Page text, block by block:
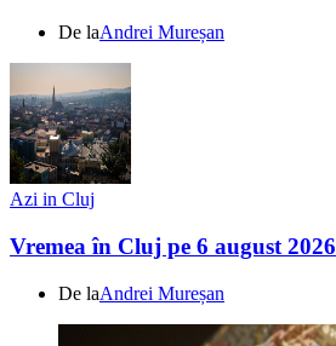
De laAndrei Mureșan
Azi in Cluj
Vremea în Cluj pe 6 august 2026
De laAndrei Mureșan